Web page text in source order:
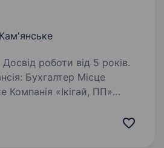
Кам'янське
роботи від 5 років.
Компанія «Ікігай, ПП»
з вищою освітою